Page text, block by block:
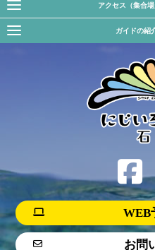
アクセス（集合
ガイドの紹
WEB
お問